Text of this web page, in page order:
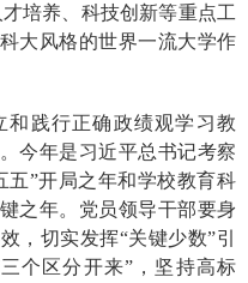
培养、科技创新等重点工
大风格的世界一流大学作
践行正确政绩观学习教
今年是习近平总书记考察
五”开局之年和学校教育科
之年。党员领导干部要身
，切实发挥“关键少数”引
个区分开来”，坚持高标